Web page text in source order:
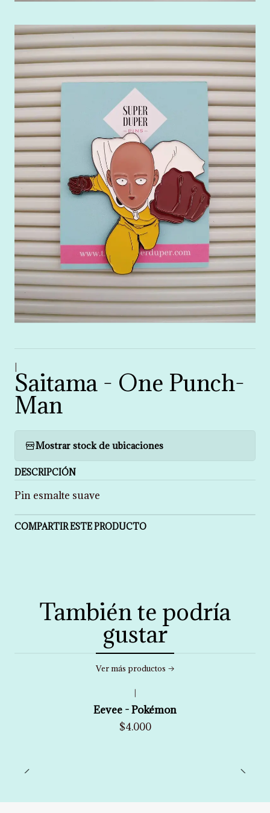
Saitama - One Punch-
Man
Mostrar stock de ubicaciones
DESCRIPCIÓN
Pin esmalte suave
COMPARTIR ESTE PRODUCTO
También te podría
gustar
Ver más productos
Eevee - Pokémon
$4.000